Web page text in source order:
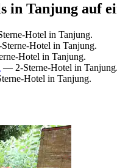
in Tanjung auf
Hotel in Tanjung.
Hotel in Tanjung.
Hotel in Tanjung.
— 2-Sterne-Hotel in Tanjung.
Hotel in Tanjung.